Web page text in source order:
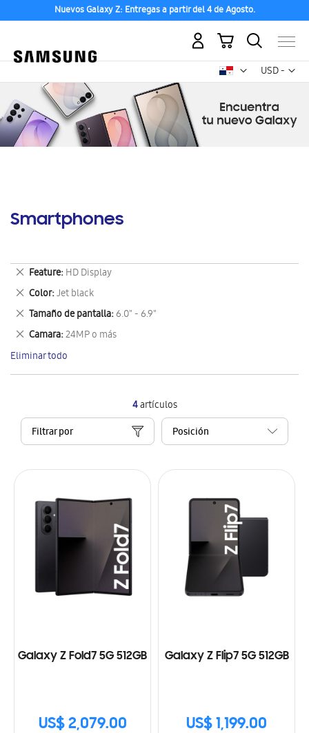
Nuevos Galaxy Z: Entregas a partir del 4 de Agosto.
USD -
dólar
Mi carrito
Smartphones
4artículos
Filtrar por
Galaxy Z Fold7 5G 512GB
US$ 2,079.00
Galaxy Z Flip7 5G 512GB
US$ 1,199.00
Feature HD Display
Eliminar
este
artículo
Color Jet black
Eliminar
este
artículo
Tamaño de pantalla 6.0" - 6.9"
Eliminar
este
artículo
Camara 24MP o más
Eliminar
este
artículo
Eliminar todo